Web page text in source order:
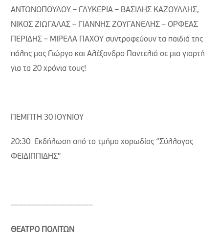
ΑΝΤΩΝΟΠΟΥΛΟΥ – ΓΛΥΚΕΡΙΑ – ΒΑΣΙΛΗΣ ΚΑΖΟΥΛΛΗΣ,
ΝΙΚΟΣ ΖΙΩΓΑΛΑΣ – ΓΙΑΝΝΗΣ ΖΟΥΓΑΝΕΛΗΣ – ΟΡΦΕΑΣ
ΠΕΡΙΔΗΣ – ΜΙΡΕΛΑ ΠΑΧΟΥ συντροφεύουν τα παιδιά της
πόλης μας Γιώργο και Αλέξανδρο Παντελιά σε μια γιορτή
για τα 20 χρόνια τους!
ΠΕΜΠΤΗ 30 ΙΟΥΝΙΟΥ
20:30 Εκδήλωση από το τμήμα χορωδίας “Σύλλογος
ΦΕΙΔΙΠΠΙΔΗΣ”
——————————–
ΘΕΑΤΡΟ ΠΟΛΙΤΩΝ